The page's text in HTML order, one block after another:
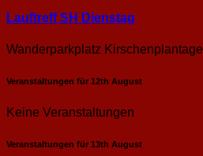
Lauftreff SH Dienstag
Wanderparkplatz Kirschenplantage
Veranstaltungen für 12th August
Keine Veranstaltungen
Veranstaltungen für 13th August